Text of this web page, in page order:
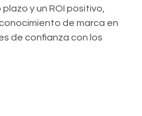
y un ROI positivo,
de marca en
de confianza con los